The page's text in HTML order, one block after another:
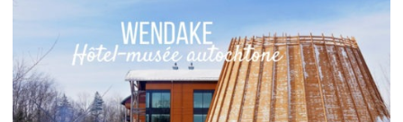
Amérique du Nord,Amériques
Asie